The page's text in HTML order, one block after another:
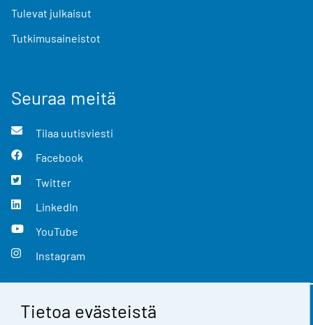
Tietoa evästeistä
Tulevat julkaisut
Tutkimusaineistot
Seuraa meitä
Tilaa uutisviesti
Facebook
Twitter
LinkedIn
YouTube
Instagram
Yhteystiedot